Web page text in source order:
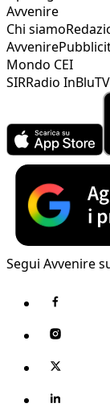
Avvenire
Chi siamo
Avvenire
Mondo CEI
SIRRadio InBlu
Segui Avvenire